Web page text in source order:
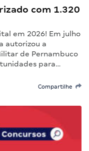
com 1.320
em 2026! Em julho
autorizou a
de Pernambuco
para…
Compartilhe